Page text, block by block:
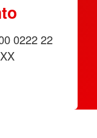
0222 22